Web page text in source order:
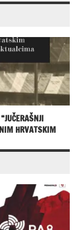
HRVATSKIM